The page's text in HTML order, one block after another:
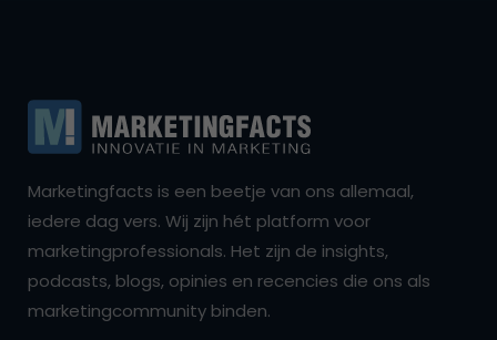
Marketingfacts is een beetje van ons allemaal,
iedere dag vers. Wij zijn hét platform voor
marketingprofessionals. Het zijn de insights,
podcasts, blogs, opinies en recencies die ons als
marketingcommunity binden.